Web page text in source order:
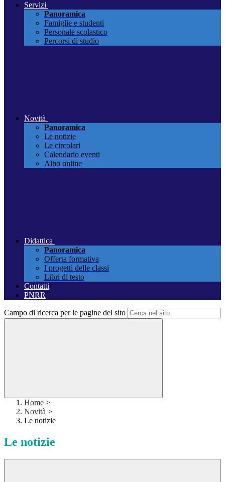
Servizi
Panoramica
Famiglie e studenti
Personale scolastico
Percorsi di studio
Novità
Panoramica
Le notizie
Le circolari
Calendario eventi
Albo online
Didattica
Panoramica
Offerta formativa
I progetti delle classi
Libri di testo
Contatti
PNRR
Campo di ricerca per le pagine del sito
Home >
Novità >
Le notizie
Le notizie